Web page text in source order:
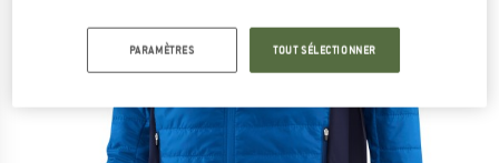
PARAMÈTRES TOUT SÉLECTIONNER